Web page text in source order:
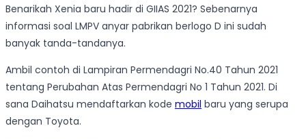
Benarikah Xenia baru hadir di GIIAS 2021? Sebenarnya
informasi soal LMPV anyar pabrikan berlogo D ini sudah
banyak tanda-tandanya.
Ambil contoh di Lampiran Permendagri No.40 Tahun 2021
tentang Perubahan Atas Permendagri No 1 Tahun 2021. Di
sana Daihatsu mendaftarkan kode mobil baru yang serupa
dengan Toyota.